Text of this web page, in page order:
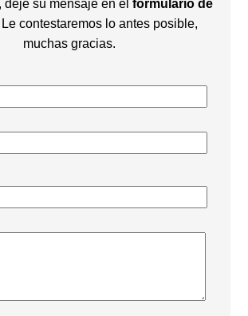
deje su mensaje en el formulario de
contestaremos lo antes posible,
muchas gracias.